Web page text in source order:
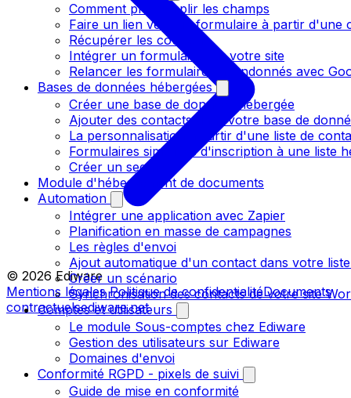
Comment pré-remplir les champs
Faire un lien vers un formulaire à partir d'une
Récupérer les coupons
Intégrer un formulaire sur votre site
Relancer les formulaires abandonnés avec
Bases de données hébergées
Créer une base de données hébergée
Ajouter des contacts dans votre base de
La personnalisation à partir d'une liste de
Formulaires simplifiés d'inscription à une liste
Créer un segment
Module d'hébergement de documents
Automation
Intégrer une application avec Zapier
Planification en masse de campagnes
Les règles d'envoi
Ajout automatique d'un contact dans votre
Créer un scénario
Synchronisation des contacts de votre site
Comptes et utilisateurs
Le module Sous-comptes chez Ediware
Gestion des utilisateurs sur Ediware
Domaines d'envoi
Conformité RGPD - pixels de suivi
Guide de mise en conformité
© 2026 Ediware
Mentions légales Politique de confidentialitéDocuments
contractuelsediware.net